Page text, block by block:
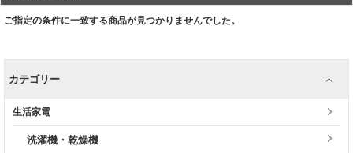
ご指定の条件に一致する商品が見つかりませんでした。
カテゴリー
生活家電
洗濯機・乾燥機